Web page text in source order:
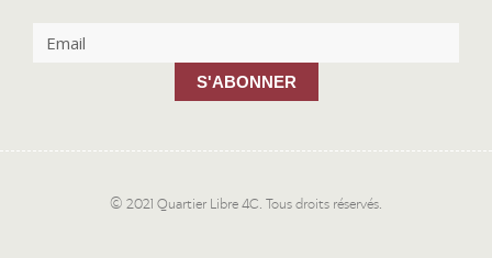
S'ABONNER
© 2021 Quartier Libre 4C. Tous droits réservés.